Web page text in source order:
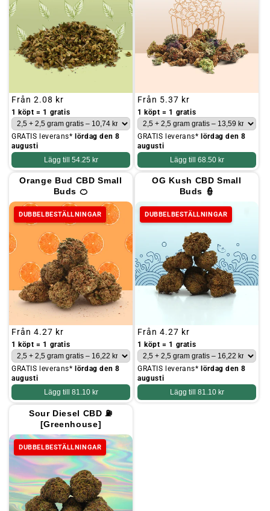
Ordinarie
pris
Från 2.08 kr
1 köpt = 1 gratis
GRATIS leverans* lördag den 8
augusti
Lägg till 54.25 kr
Ordinarie
pris
Från 5.37 kr
1 köpt = 1 gratis
GRATIS leverans* lördag den 8
augusti
Lägg till 68.50 kr
Orange Bud CBD Small
Buds 🍊
DUBBELBESTÄLLNINGAR
Ordinarie
pris
Från 4.27 kr
1 köpt = 1 gratis
GRATIS leverans* lördag den 8
augusti
Lägg till 81.10 kr
OG Kush CBD Small
Buds 👮
DUBBELBESTÄLLNINGAR
Ordinarie
pris
Från 4.27 kr
1 köpt = 1 gratis
GRATIS leverans* lördag den 8
augusti
Lägg till 81.10 kr
Sour Diesel CBD ⛽
[Greenhouse]
DUBBELBESTÄLLNINGAR